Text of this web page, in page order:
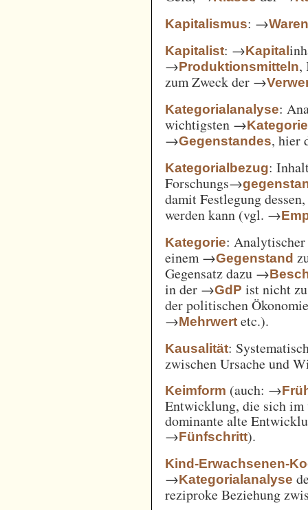
Kapitalismus: →
Kapitalist: →Kapital
→Produktionsmitteln,
zum Zweck der →
Kategorialanalyse:
wichtigsten →
→Gegenstandes, hier
Kategorialbezug:
Forschungs→
damit Festlegung
werden kann (vgl. →
Kategorie:
einem →Gegenstand
Gegensatz dazu →
in der →GdP ist nicht
der politischen
→Mehrwert etc.).
Kausalität:
zwischen Ursache und
Keimform (auch: →
Entwicklung, die sich im
dominante alte
→Fünfschritt).
Kind-Erwachsenen-
→Kategorialanalyse
reziproke Beziehung